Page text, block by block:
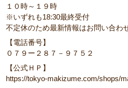
１０時～１９時
※いずれも18:30最終受付
不定休のため最新情報はお問い合わ
【電話番号】
０７９ー２８７－９７５２
【公式ＨＰ】
https://tokyo-makizume.com/shops/